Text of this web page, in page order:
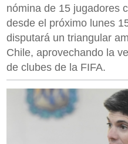
nómina de 15 jugadores
desde el próximo lunes
disputará un triangular
Chile, aprovechando la
de clubes de la FIFA.